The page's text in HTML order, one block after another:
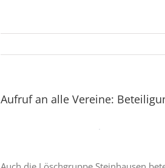
Aufruf an alle Vereine: